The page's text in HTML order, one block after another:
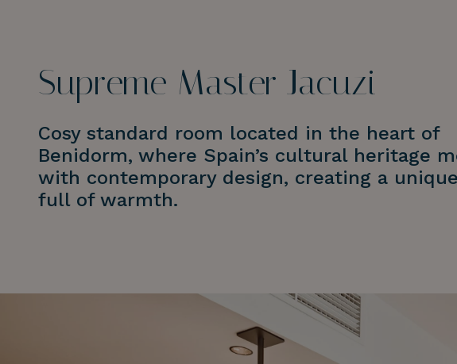
Supreme Master Jacuzi
Cosy standard room located in the heart of
Benidorm, where Spain’s cultural heritage
with contemporary design, creating a
full of warmth.